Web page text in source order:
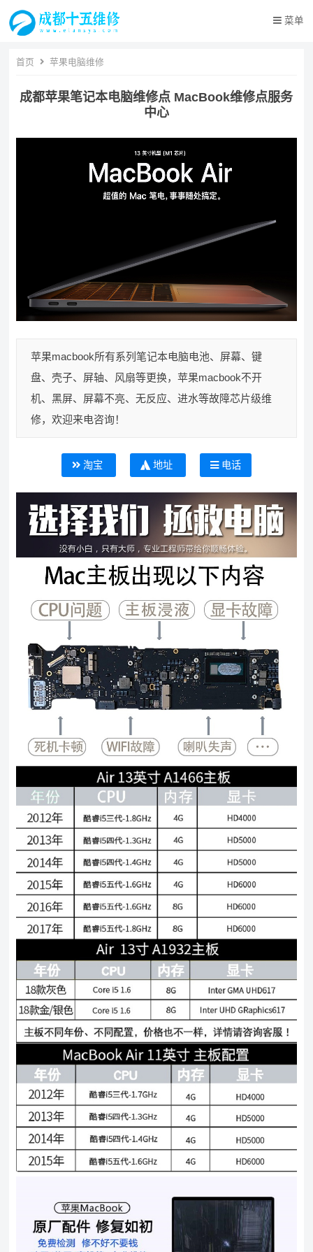
菜单
首页 苹果电脑维修
成都苹果笔记本电脑维修点 MacBook维修点服务
中心
苹果macbook所有系列笔记本电脑电池、屏幕、键
盘、壳子、屏轴、风扇等更换，苹果macbook不开
机、黑屏、屏幕不亮、无反应、进水等故障芯片级维
修，欢迎来电咨询！
淘宝 地址 电话